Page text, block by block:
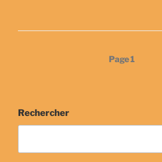
Page1
Rechercher